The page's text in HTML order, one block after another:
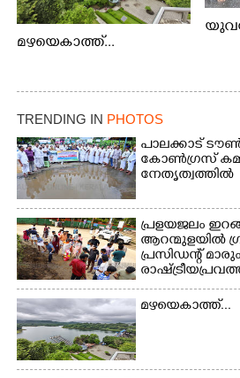
മഴയെകാത്ത്...
TRENDING IN PHOTOS
പാലക്കാട്
കോൺഗ്രസ്
നേതൃത്വത്തിൽ
പ്രളയജലം
ആറന്മുളയിൽ
പ്രസിഡന്റ്
സംഘം
ചെളിയും മണ്ണും
മഴയെകാത്ത്...